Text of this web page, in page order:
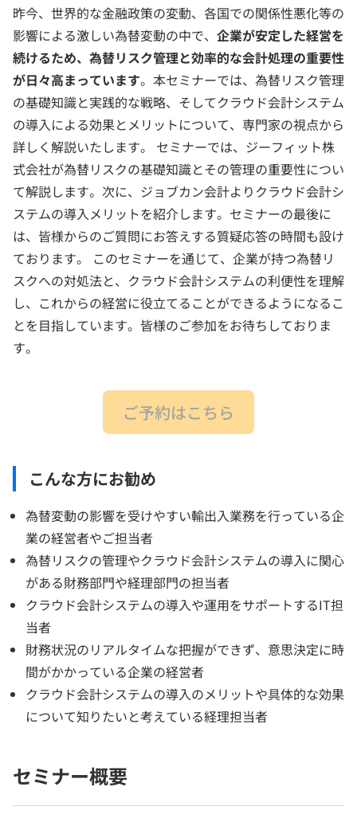
昨今、世界的な金融政策の変動、各国での関係性悪化等の
影響による激しい為替変動の中で、 企業が安定した経営を
続けるため、為替リスク管理と効率的な会計処理の重要性
が日々高まっています。本セミナーでは、為替リスク管理
の基礎知識と実践的な戦略、そしてクラウド会計システム
の導入による効果とメリットについて、専門家の視点から
詳しく解説いたします。 セミナーでは、ジーフィット株
式会社が為替リスクの基礎知識とその管理の重要性につい
て解説します。次に、ジョブカン会計よりクラウド会計シ
ステムの導入メリットを紹介します。セミナーの最後に
は、皆様からのご質問にお答えする質疑応答の時間も設け
ております。 このセミナーを通じて、企業が持つ為替リ
スクへの対処法と、クラウド会計システムの利便性を理解
し、これからの経営に役立てることができるようになるこ
とを目指しています。皆様のご参加をお待ちしておりま
す。
ご予約はこちら
こんな方にお勧め
為替変動の影響を受けやすい輸出入業務を行っている企
業の経営者やご担当者
為替リスクの管理やクラウド会計システムの導入に関心
がある財務部門や経理部門の担当者
クラウド会計システムの導入や運用をサポートするIT担
当者
財務状況のリアルタイムな把握ができず、意思決定に時
間がかかっている企業の経営者
クラウド会計システムの導入のメリットや具体的な効果
について知りたいと考えている経理担当者
セミナー概要